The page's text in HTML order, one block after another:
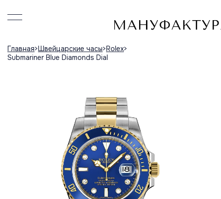
Главная Швейцарские часы Rolex
Submariner Blue Diamonds Dial